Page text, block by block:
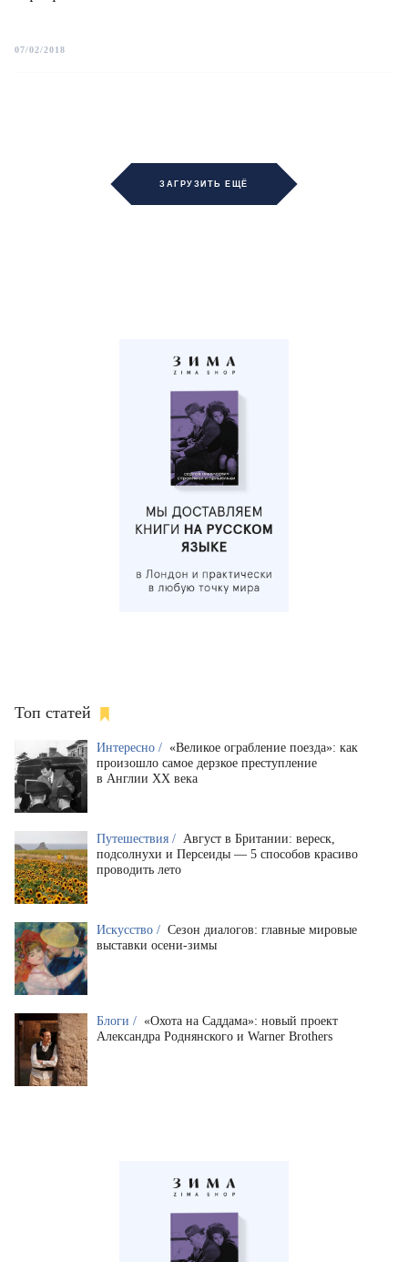
07/02/2018
ЗАГРУЗИТЬ ЕЩЁ
Топ статей
Интересно / «Великое ограбление поезда»: как
произошло самое дерзкое преступление
в Англии XX века
Путешествия / Август в Британии: вереск,
подсолнухи и Персеиды — 5 способов красиво
проводить лето
Искусство / Сезон диалогов: главные мировые
выставки осени-зимы
Блоги / «Охота на Саддама»: новый проект
Александра Роднянского и Warner Brothers